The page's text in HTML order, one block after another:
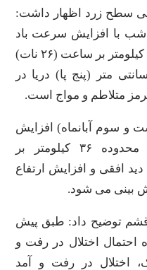
سطح زرد اظهار داشت:
شب با افزایش سرعت باد
شمال غربی – جنوب غربی تا ۴۰ کیلومتر بر ساعت (۲۶ نات)
و افزایش ارتفاع موج تا ۱۵۰ سانتی متر (پنج پا) دریا در
متلاطم و مواج است.
و سوم آبانماه) افزایش
سرعت باد شمال غربی در محدوده ۳۶ کیلومتر بر
دید افقی و افزایش ارتفاع
توضیح داد: طبق پیش
احتمال اختلال در رفت و
اختلال در رفت و آمد